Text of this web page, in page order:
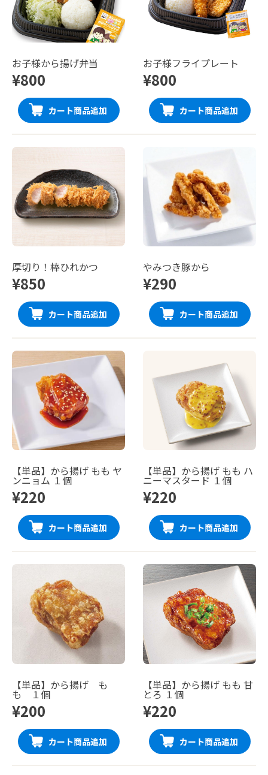
お子様から揚げ弁当
¥800
カート商品追加
お子様フライプレート
¥800
カート商品追加
厚切り！棒ひれかつ
¥850
カート商品追加
やみつき豚から
¥290
カート商品追加
【単品】から揚げ もも ヤ
ンニョム １個
¥220
カート商品追加
【単品】から揚げ もも ハ
ニーマスタード １個
¥220
カート商品追加
【単品】から揚げ も
も １個
¥200
カート商品追加
【単品】から揚げ もも 甘
とろ １個
¥220
カート商品追加